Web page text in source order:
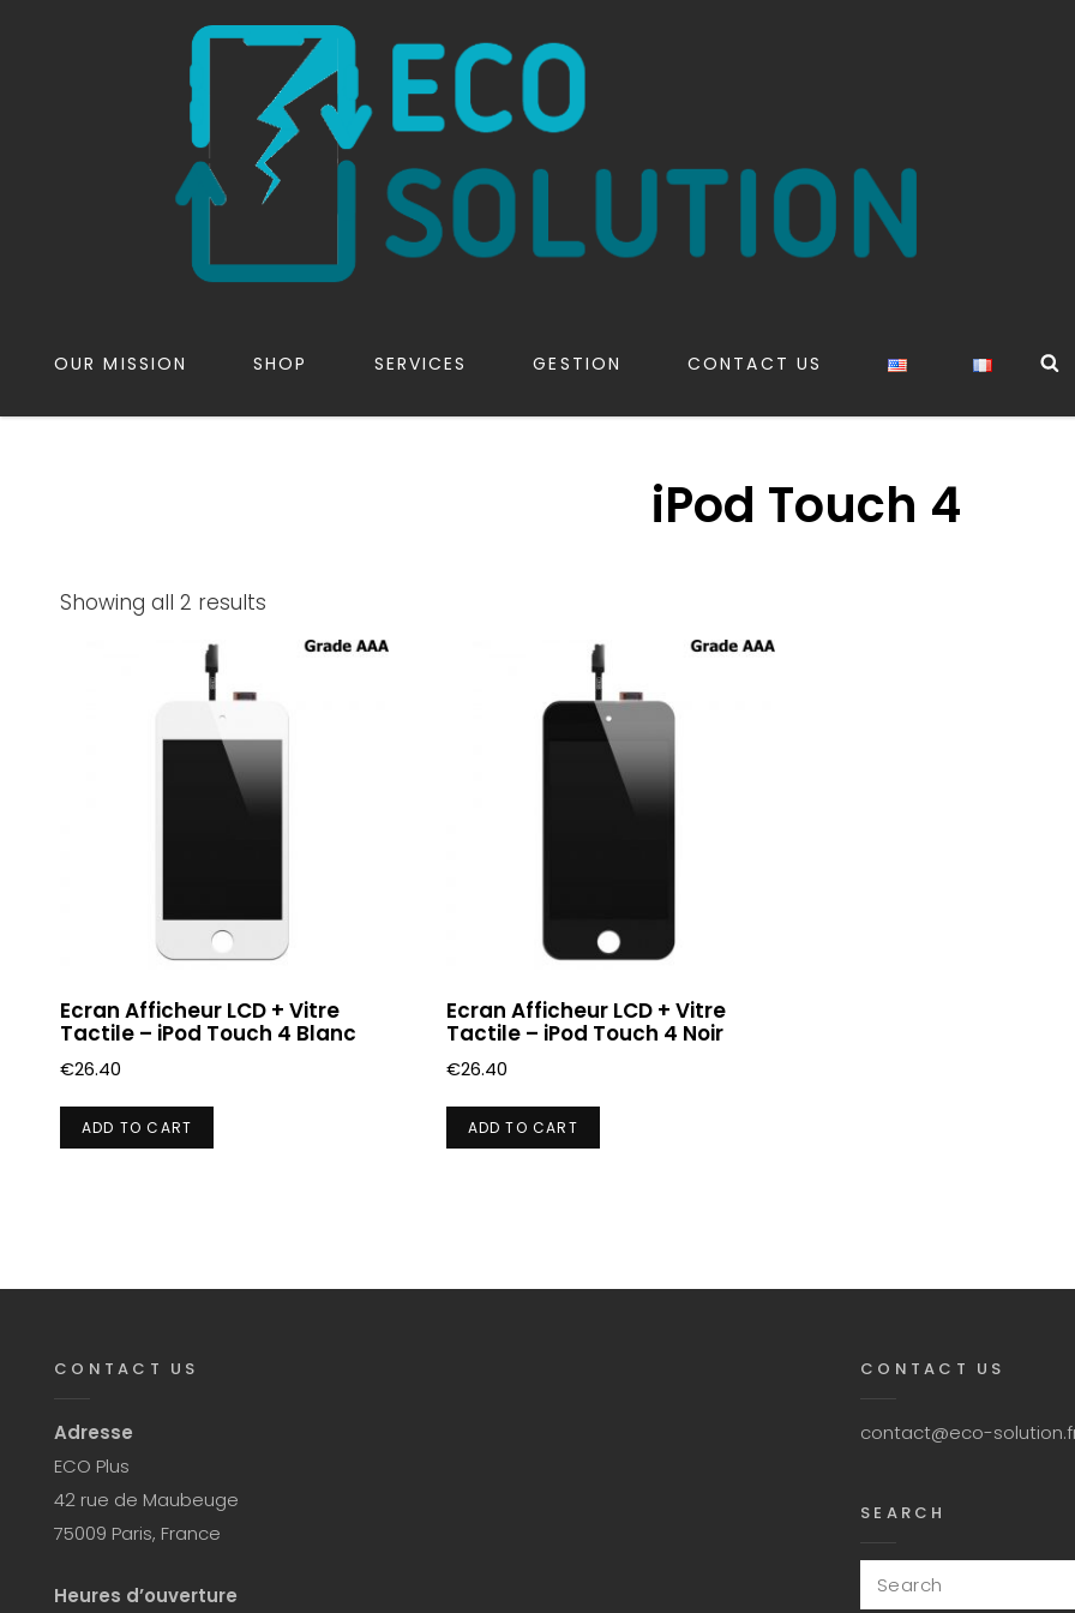
OUR MISSION SHOP SERVICES GESTION CONTACT US
iPod Touch 4
Showing all 2 results
Ecran Afficheur LCD + Vitre
Tactile – iPod Touch 4 Blanc
€26.40
ADD TO CART
Ecran Afficheur LCD + Vitre
Tactile – iPod Touch 4 Noir
€26.40
ADD TO CART
CONTACT US
Adresse
ECO Plus
42 rue de Maubeuge
75009 Paris, France
Heures d’ouverture
CONTACT US
contact@eco-
SEARCH
Search